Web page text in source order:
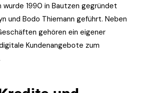
wurde 1990 in Bautzen gegründet
und Bodo Thiemann geführt. Neben
gehören ein eigener
Kundenangebote zum